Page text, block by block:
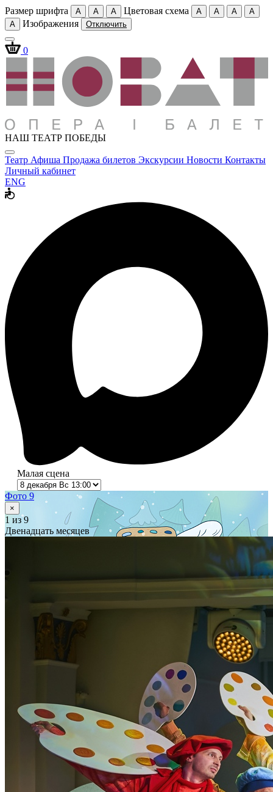
Размер шрифта A A A Цветовая схема A A A
A
A
Изображения Отключить
0
НАШ ТЕАТР ПОБЕДЫ
Театр Афиша Продажа билетов Экскурсии Новости Контакты
Личный кабинет
ENG
Малая сцена
Фото 9
×
1 из 9
Двенадцать месяцев